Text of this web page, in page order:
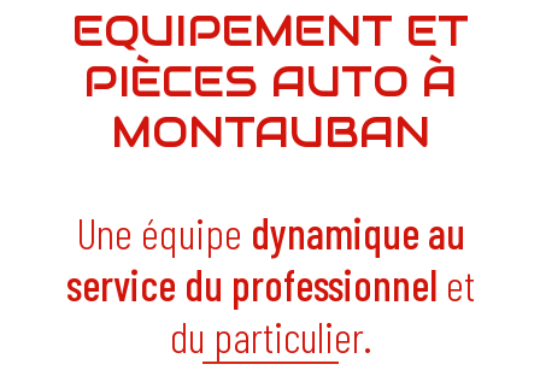
EQUIPEMENT ET
PIÈCES AUTO À
MONTAUBAN
Une équipe dynamique au
service du professionnel et
du particulier.